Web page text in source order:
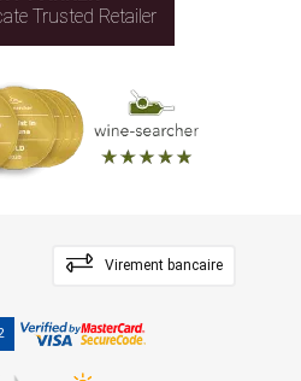
Trusted Retailer
Virement bancaire